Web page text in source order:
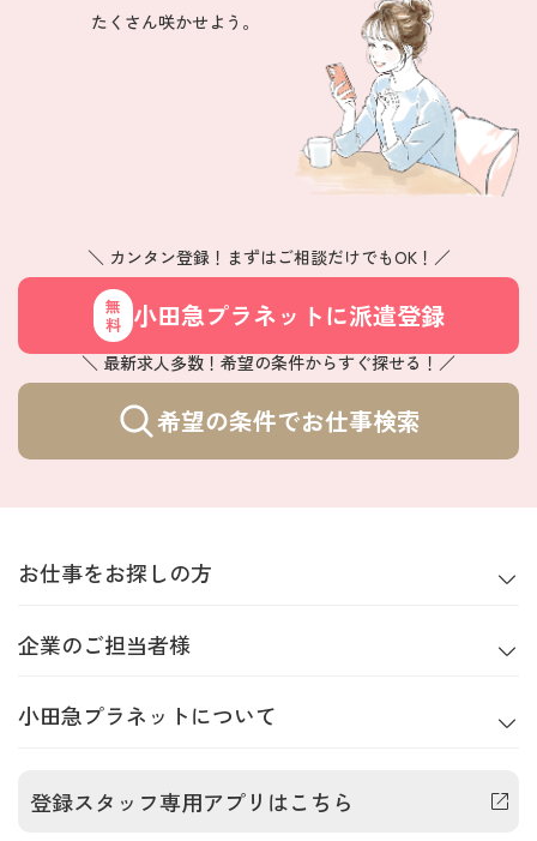
たくさん咲かせよう。
＼ カンタン登録！まずはご相談だけでもOK！／
無料 小田急プラネットに派遣登録
＼ 最新求人多数！希望の条件からすぐ探せる！／
希望の条件でお仕事検索
登録スタッフ専用アプリはこちら
お仕事をお探しの方
企業のご担当者様
小田急プラネットについて